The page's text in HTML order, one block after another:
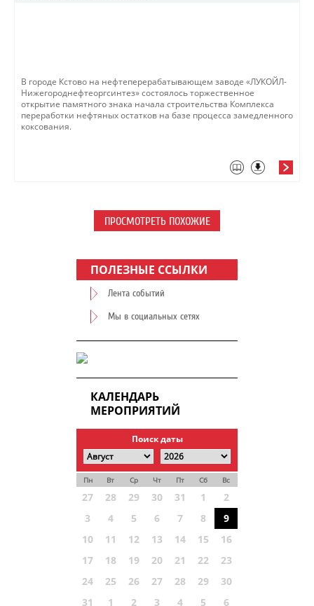
​В городе Кстово на нефтеперерабатывающем заводе «ЛУКОЙЛ-
Нижегороднефтеоргсинтез» ​состоялось торжественное
открытие памятного знака начала строительства Комплекса
переработки нефтяных остатков на базе процесса замедленного
коксования.
ПРОСМОТРЕТЬ ПОХОЖИЕ
ПОЛЕЗНЫЕ ССЫЛКИ
Лента событий
Мы в социальных сетях
КАЛЕНДАРЬ
МЕРОПРИЯТИЙ
Поиск даты
Пн Вт Ср Чт Пт Сб Вс
27 28 29 30 31 1
2
3
4 5 6 7 8
9
10
11 12 13 14 15
16
17
18 19 20 21 22
23
24
25 26 27 28 29
30
31
1 2 3 4 5 6